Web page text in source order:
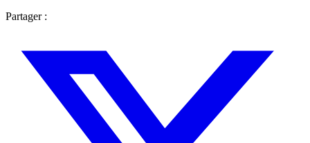
Partager :